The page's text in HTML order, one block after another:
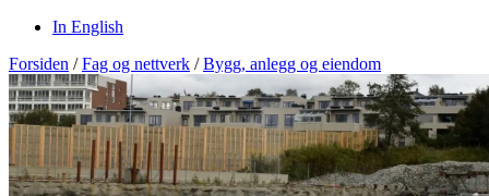
In English
Forsiden / Fag og nettverk / Bygg, anlegg og eiendom